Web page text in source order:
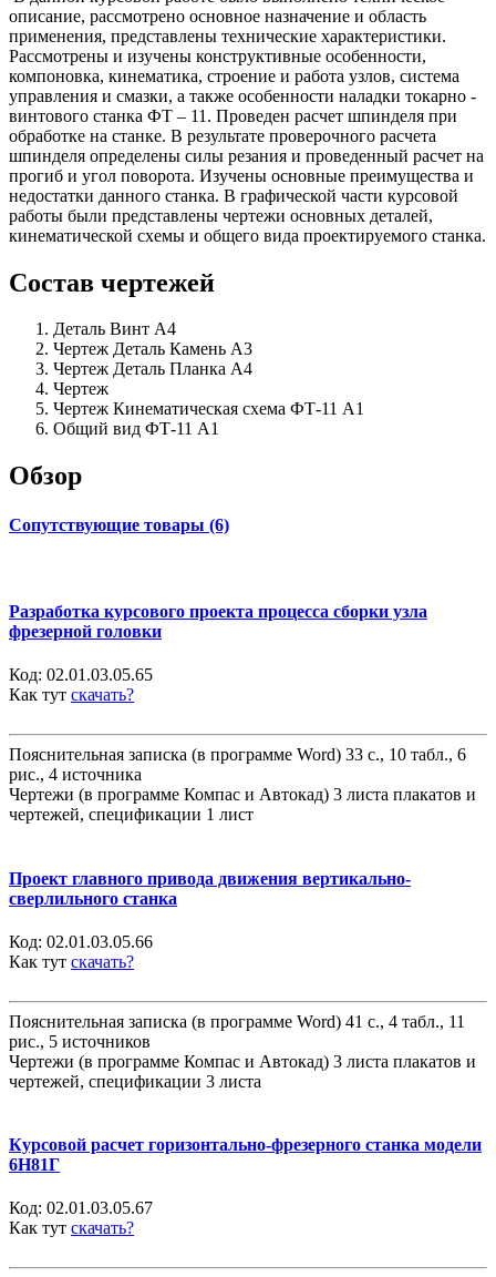
описание, рассмотрено основное назначение и область
применения, представлены технические характеристики.
Рассмотрены и изучены конструктивные особенности,
компоновка, кинематика, строение и работа узлов, система
управления и смазки, а также особенности наладки токарно -
винтового станка ФТ – 11. Проведен расчет шпинделя при
обработке на станке. В результате проверочного расчета
шпинделя определены силы резания и проведенный расчет на
прогиб и угол поворота. Изучены основные преимущества и
недостатки данного станка. В графической части курсовой
работы были представлены чертежи основных деталей,
кинематической схемы и общего вида проектируемого станка.
Состав чертежей
Деталь Винт А4
Чертеж Деталь Камень А3
Чертеж Деталь Планка А4
Чертеж
Чертеж Кинематическая схема ФТ-11 А1
Общий вид ФТ-11 А1
Обзор
Сопутствующие товары (6)
Разработка курсового проекта процесса сборки узла
фрезерной головки
Код: 02.01.03.05.65
Как тут скачать?
Пояснительная записка (в программе Word) 33 с., 10 табл., 6
рис., 4 источника
Чертежи (в программе Компас и Автокад) 3 листа плакатов и
чертежей, спецификации 1 лист
Проект главного привода движения вертикально-
сверлильного станка
Код: 02.01.03.05.66
Как тут скачать?
Пояснительная записка (в программе Word) 41 с., 4 табл., 11
рис., 5 источников
Чертежи (в программе Компас и Автокад) 3 листа плакатов и
чертежей, спецификации 3 листа
Курсовой расчет горизонтально-фрезерного станка модели
6Н81Г
Код: 02.01.03.05.67
Как тут скачать?